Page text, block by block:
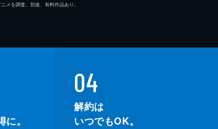
を調査。別途、有料作品あり。
。
04
解約は
いつでもOK。